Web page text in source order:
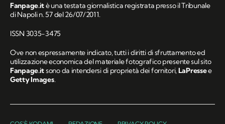
Fanpage.itè una testata giornalistica registrata presso il Tribunale
di Napoli n. 57 del 26/07/2011.
ISSN 3035-3475
Ove non espressamente indicato, tutti i diritti di sfruttamento ed
utilizzazione economica del materiale fotografico presente sul sito
Fanpage.itsono da intendersi di proprietà dei fornitori,LaPressee
Getty Images.